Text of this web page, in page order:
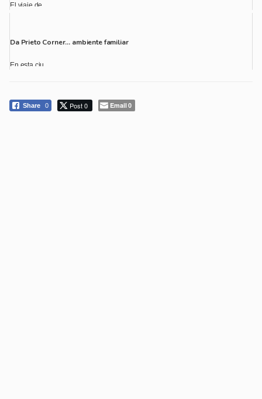
El viaje de...
Da Prieto Corner… ambiente familiar
En esta ciu...
Share 0 Post 0 Email0